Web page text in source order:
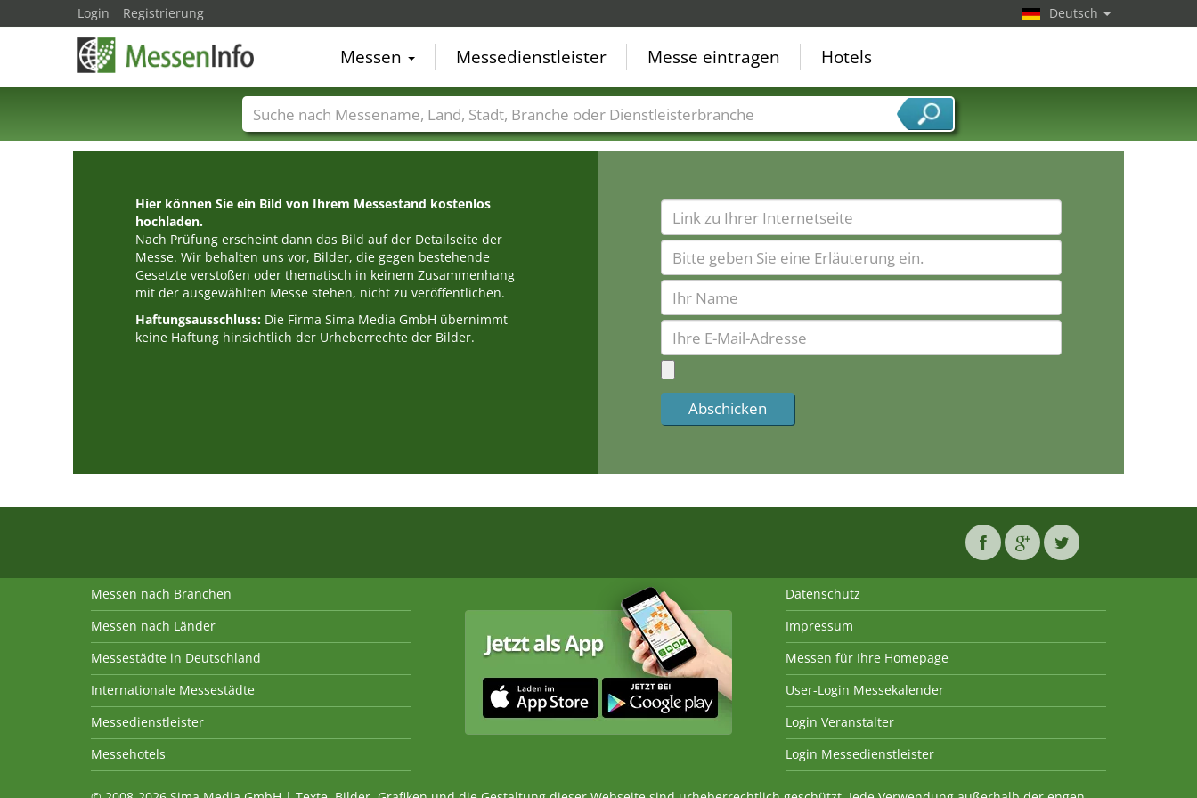
Hier können Sie ein Bild von Ihrem Messestand kostenlos
hochladen.
Nach Prüfung erscheint dann das Bild auf der Detailseite der
Messe. Wir behalten uns vor, Bilder, die gegen bestehende
Gesetzte verstoßen oder thematisch in keinem Zusammenhang
mit der ausgewählten Messe stehen, nicht zu veröffentlichen.
Haftungsausschluss: Die Firma Sima Media GmbH übernimmt
keine Haftung hinsichtlich der Urheberrechte der Bilder.
Login Registrierung Deutsch
Messen Messedienstleister Messe eintragen Hotels
Messenamen Länder Städte Branchen Dienstleisterbranchen
Messen nach Branchen
Messen nach Länder
Messestädte in Deutschland
Internationale Messestädte
Messedienstleister
Messehotels
Datenschutz
Impressum
Messen für Ihre Homepage
User-Login Messekalender
Login Veranstalter
Login Messedienstleister